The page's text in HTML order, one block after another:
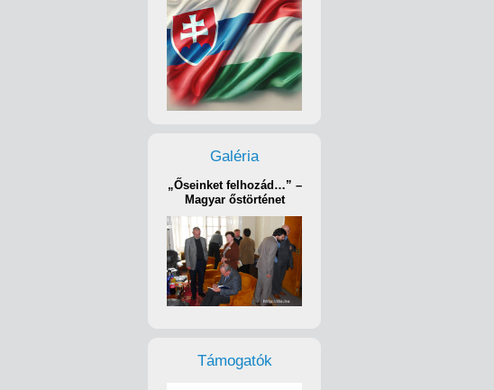
Galéria
„Őseinket felhozád…” –
Magyar őstörténet
Támogatók